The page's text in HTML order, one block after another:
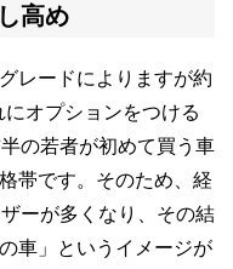
高め
レードによりますが約
オプションをつける
の若者が初めて買う車
帯です。そのため、経
ーが多くなり、その結
車」というイメージが